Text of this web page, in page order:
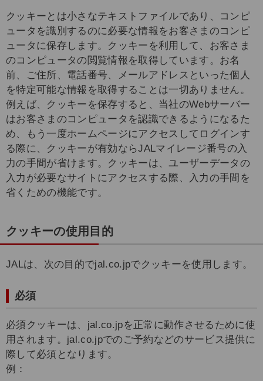
クッキーとは小さなテキストファイルであり、コンピ
ュータを識別するのに必要な情報をお客さまのコンピ
ュータに保存します。クッキーを利用して、お客さま
のコンピュータの閲覧情報を取得しています。お名
前、ご住所、電話番号、メールアドレスといった個人
を特定可能な情報を取得することは一切ありません。
例えば、クッキーを保存すると、当社のWebサーバー
はお客さまのコンピュータを認識できるようになるた
め、もう一度ホームページにアクセスしてログインす
る際に、クッキーが有効ならJALマイレージ番号の入
力の手間が省けます。クッキーは、ユーザーデータの
入力が必要なサイトにアクセスする際、入力の手間を
省くための機能です。
クッキーの使用目的
JALは、次の目的でjal.co.jpでクッキーを使用します。
必須
必須クッキーは、jal.co.jpを正常に動作させるために使
用されます。jal.co.jpでのご予約などのサービス提供に
際して必須となります。
例：